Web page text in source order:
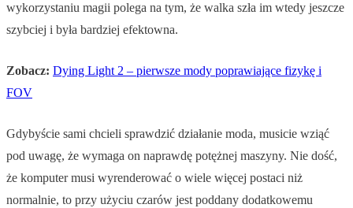
wykorzystaniu magii polega na tym, że walka szła im wtedy jeszcze
szybciej i była bardziej efektowna.
Zobacz: Dying Light 2 – pierwsze mody poprawiające fizykę i
FOV
Gdybyście sami chcieli sprawdzić działanie moda, musicie wziąć
pod uwagę, że wymaga on naprawdę potężnej maszyny. Nie dość,
że komputer musi wyrenderować o wiele więcej postaci niż
normalnie, to przy użyciu czarów jest poddany dodatkowemu